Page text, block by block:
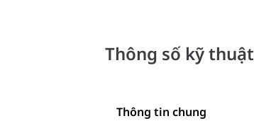
Thông số kỹ thuật
Thông tin chung